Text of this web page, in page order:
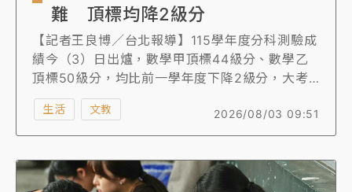
難 頂標均降2級分
【記者王良博／台北報導】115學年度分科測驗成
績今（3）日出爐，數學甲頂標44級分、數學乙
頂標50級分，均比前一學年度下降2級分，大考
中心分析，數學甲難題增加、簡單題目減少，數
學乙則是難題減少，但簡單的題目減少更多，兩
個考科都變難，不過難度變化仍屬平穩，且鑑別
2026/08/03 09:51
生活 文教